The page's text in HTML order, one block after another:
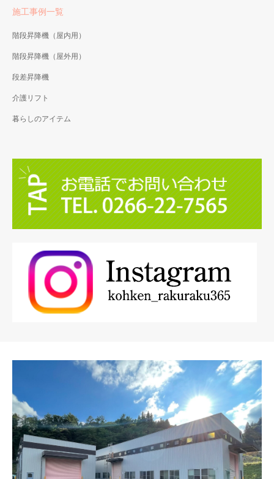
施工事例一覧
階段昇降機（屋内用）
階段昇降機（屋外用）
段差昇降機
介護リフト
暮らしのアイテム